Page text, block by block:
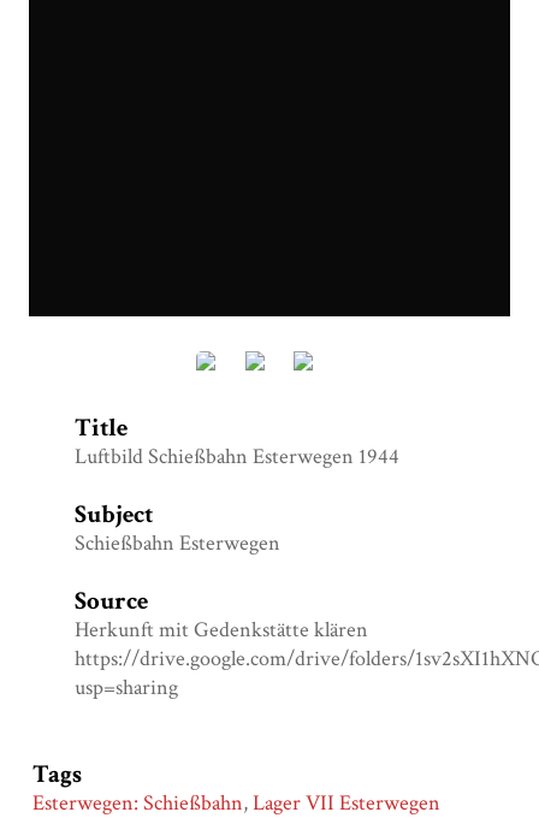
Title
Luftbild Schießbahn Esterwegen 1944
Subject
Schießbahn Esterwegen
Source
Herkunft mit Gedenkstätte klären
https://drive.google.com/drive/folders/
usp=sharing
Tags
Esterwegen: Schießbahn,Lager VII Esterwegen